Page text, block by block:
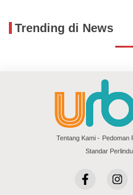
Trending di News
Tentang Kami
Pedoman
Standar